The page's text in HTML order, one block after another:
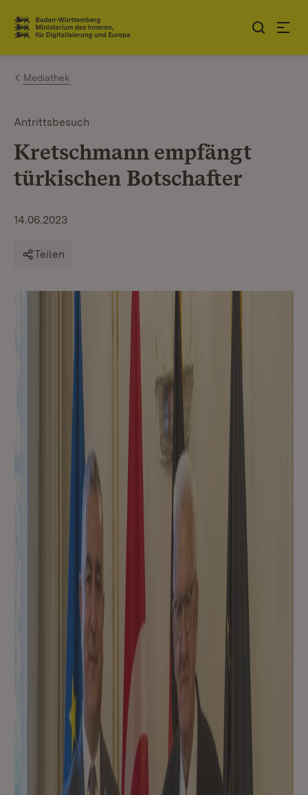
Zum Inhalt springen
Link zur Startseite
Mediathek
Antrittsbesuch
Kretschmann empfängt
türkischen Botschafter
14.06.2023
Teilen